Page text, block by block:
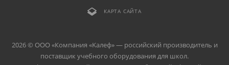
КАРТА САЙТА
2026 © ООО «Компания «Kалеф» — российский производитель и
поставщик учебного оборудования для школ.